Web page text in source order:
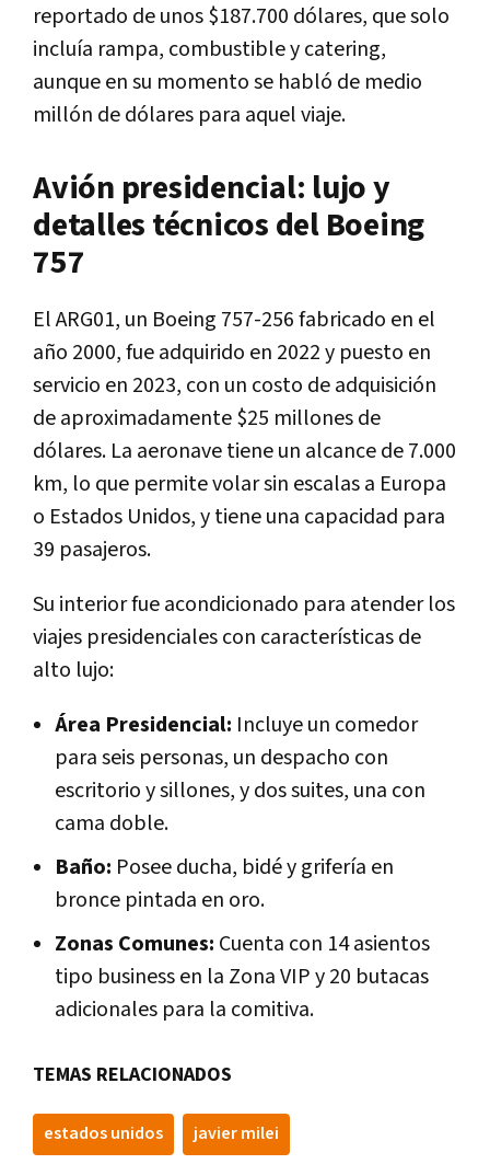
reportado de unos $187.700 dólares, que solo
incluía rampa, combustible y catering,
aunque en su momento se habló de medio
millón de dólares para aquel viaje.
Avión presidencial: lujo y
detalles técnicos del Boeing
757
El ARG01, un Boeing 757-256 fabricado en el
año 2000, fue adquirido en 2022 y puesto en
servicio en 2023, con un costo de adquisición
de aproximadamente $25 millones de
dólares. La aeronave tiene un alcance de 7.000
km, lo que permite volar sin escalas a Europa
o Estados Unidos, y tiene una capacidad para
39 pasajeros.
Su interior fue acondicionado para atender los
viajes presidenciales con características de
alto lujo:
Área Presidencial: Incluye un comedor
para seis personas, un despacho con
escritorio y sillones, y dos suites, una con
cama doble.
Baño: Posee ducha, bidé y grifería en
bronce pintada en oro.
Zonas Comunes: Cuenta con 14 asientos
tipo business en la Zona VIP y 20 butacas
adicionales para la comitiva.
TEMAS RELACIONADOS
estados unidos javier milei